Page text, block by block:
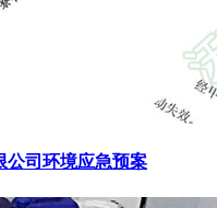
公司环境应急预案